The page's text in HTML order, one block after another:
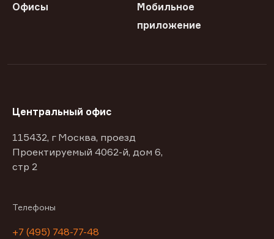
Офисы
Мобильное
приложение
Центральный офис
115432, г Москва, проезд
Проектируемый 4062-й, дом 6,
стр 2
Телефоны
+7 (495) 748-77-48